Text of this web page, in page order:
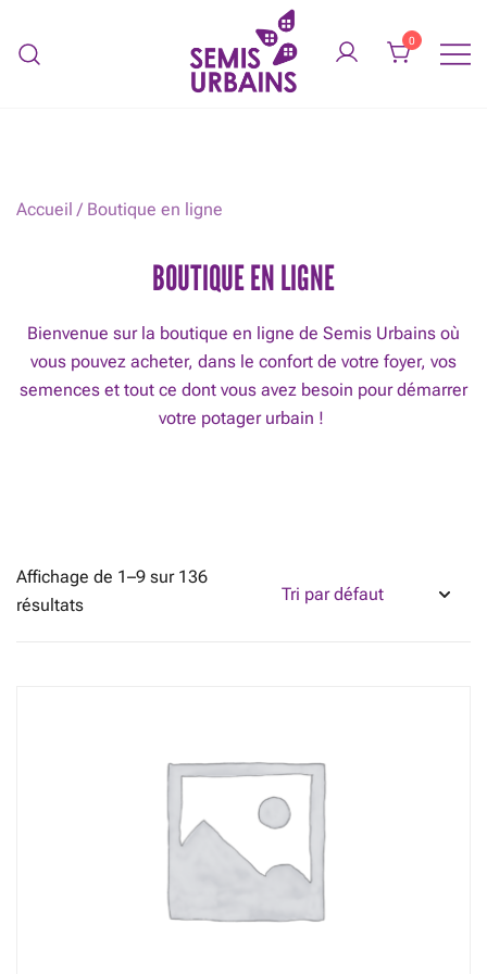
content
0
Accueil / Boutique en ligne
BOUTIQUE EN LIGNE
Bienvenue sur la boutique en ligne de Semis Urbains où
vous pouvez acheter, dans le confort de votre foyer, vos
semences et tout ce dont vous avez besoin pour démarrer
votre potager urbain !
Affichage de 1–9 sur 136
résultats